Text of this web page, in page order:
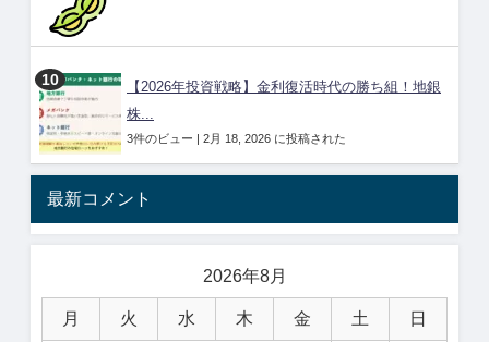
【2026年投資戦略】金利復活時代の勝ち組！地銀
株...
3件のビュー | 2月 18, 2026 に投稿された
最新コメント
2026年8月
月 火 水 木 金 土 日